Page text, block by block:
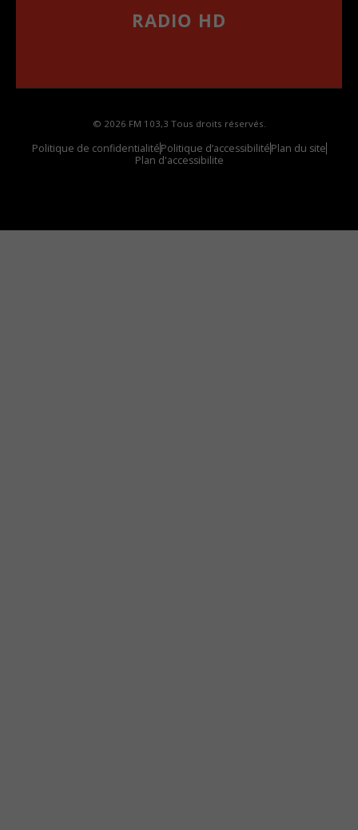
RADIO HD
© 2026 FM 103,3 Tous droits réservés.
Politique de confidentialitéPolitique d’accessibilitéPlan du site
Plan d'accessibilite